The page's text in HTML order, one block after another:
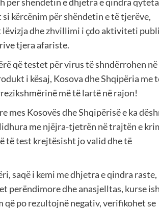
kërcënim për shëndetin e të tjerëve,
dhe zhvillimi i çdo aktiviteti
tjera afariste.
që testet për virus të shndërrohen në
i kësaj, Kosova dhe Shqipëria me
më të lartë në rajon!
Kosovës dhe Shqipërisë e ka
me njëjra-tjetrën në trajtën e
të test krejtësisht jo valid dhe të
saqë i kemi me dhjetra e qindra
perëndimore dhe anasjelltas, kurse ish
që po rezultojnë negativ, verifikohet se